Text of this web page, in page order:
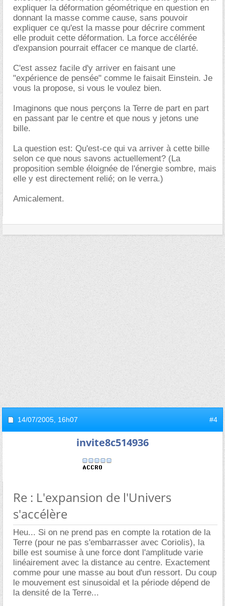
expliquer la déformation géométrique en question en
donnant la masse comme cause, sans pouvoir
expliquer ce qu'est la masse pour décrire comment
elle produit cette déformation. La force accélérée
d'expansion pourrait effacer ce manque de clarté.
C'est assez facile d'y arriver en faisant une
"expérience de pensée" comme le faisait Einstein. Je
vous la propose, si vous le voulez bien.
Imaginons que nous perçons la Terre de part en part
en passant par le centre et que nous y jetons une
bille.
La question est: Qu'est-ce qui va arriver à cette bille
selon ce que nous savons actuellement? (La
proposition semble éloignée de l'énergie sombre, mais
elle y est directement relié; on le verra.)
Amicalement.
14/07/2005, 16h07 #4
invite8c514936
Re : L'expansion de l'Univers
s'accélère
Heu... Si on ne prend pas en compte la rotation de la
Terre (pour ne pas s'embarrasser avec Coriolis), la
bille est soumise à une force dont l'amplitude varie
linéairement avec la distance au centre. Exactement
comme pour une masse au bout d'un ressort. Du coup
le mouvement est sinusoidal et la période dépend de
la densité de la Terre...